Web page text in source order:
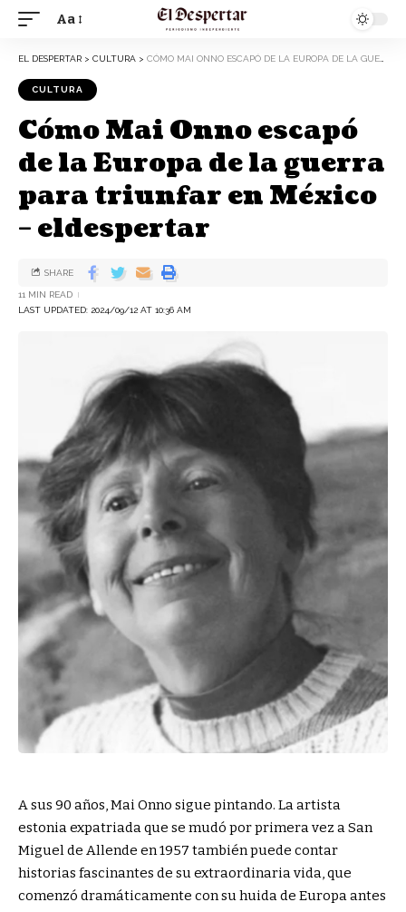
Aa
EL DESPERTAR > CULTURA > CÓMO MAI ONNO ESCAPÓ DE LA EUROPA DE LA GUERRA PARA TRIUNFAR EN MÉXICO – ELDESPERTAR
CULTURA
Cómo Mai Onno escapó
de la Europa de la guerra
para triunfar en México
– eldespertar
LAST UPDATED: 2024/09/12 AT 10:36 AM
11 MIN READ
SHARE
A sus 90 años, Mai Onno sigue pintando. La artista
estonia expatriada que se mudó por primera vez a San
Miguel de Allende en 1957 también puede contar
historias fascinantes de su extraordinaria vida, que
comenzó dramáticamente con su huida de Europa antes